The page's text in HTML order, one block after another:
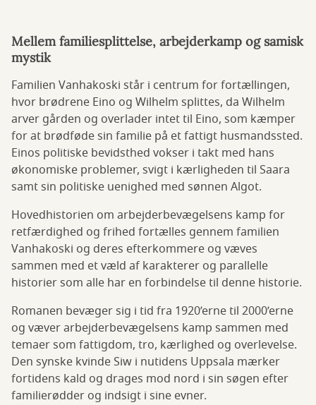
Mellem familiesplittelse, arbejderkamp og samisk
mystik
Familien Vanhakoski står i centrum for fortællingen,
hvor brødrene Eino og Wilhelm splittes, da Wilhelm
arver gården og overlader intet til Eino, som kæmper
for at brødføde sin familie på et fattigt husmandssted.
Einos politiske bevidsthed vokser i takt med hans
økonomiske problemer, svigt i kærligheden til Saara
samt sin politiske uenighed med sønnen Algot.
Hovedhistorien om arbejderbevægelsens kamp for
retfærdighed og frihed fortælles gennem familien
Vanhakoski og deres efterkommere og væves
sammen med et væld af karakterer og parallelle
historier som alle har en forbindelse til denne historie.
Romanen bevæger sig i tid fra 1920’erne til 2000’erne
og væver arbejderbevægelsens kamp sammen med
temaer som fattigdom, tro, kærlighed og overlevelse.
Den synske kvinde Siw i nutidens Uppsala mærker
fortidens kald og drages mod nord i sin søgen efter
familierødder og indsigt i sine evner.